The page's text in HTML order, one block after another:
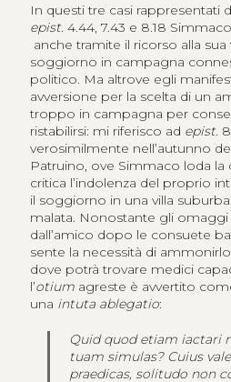
In questi tre casi rappresentati
epist. 4.44, 7.43 e 8.18
anche tramite il ricorso alla sua
soggiorno in campagna
politico. Ma altrove egli
avversione per la scelta di un
troppo in campagna per
ristabilirsi: mi riferisco ad epist.
verosimilmente nell’autunno
Patruino, ove Simmaco loda la
critica l’indolenza del proprio
il soggiorno in una villa
malata. Nonostante gli omaggi
dall’amico dopo le consuete
sente la necessità di
dove potrà trovare medici
l’otiumagreste è avvertito
una intuta ablegatio:
Quid quod etiam iactari
tuam simulas? Cuius
praedicas, solitudo non